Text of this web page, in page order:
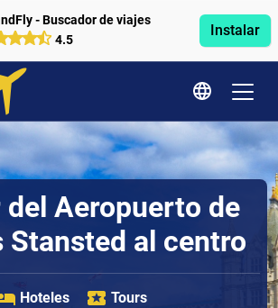
- Buscador de viajes
4.5
Instalar
del Aeropuerto de
Stansted al centro
Hoteles Tours